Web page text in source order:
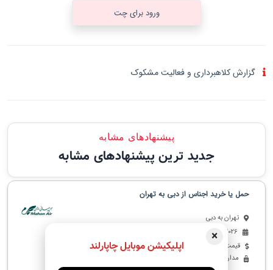
ورود برای چت
گزارش کلاهبرداری و فعالیت مشکوک
پیشنهادهای مشابه
جدید ترین پیشنهادهای مشابه
حمل یا خرید اجناس از دبی به تهران
تهران به دبی
Feb. 21, 2026
قیمت/کیلوگرم: توافقی
مدارک - دخانیات - پوشاک - پت - دارو - لوازم الکترونیکی
×
اپلیکیشن موبایل چاپارلند